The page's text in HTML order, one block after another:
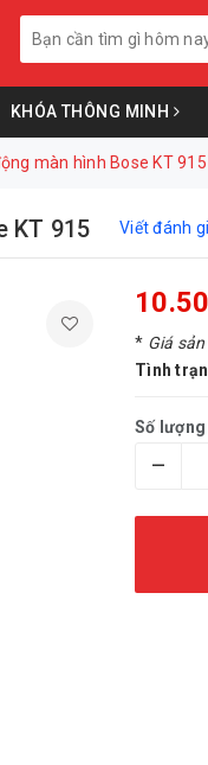
KHÓA THÔNG MINH
màn hình Bose KT 915
KT 915 Viết đánh
* Giá
Tình
Số lượng
–